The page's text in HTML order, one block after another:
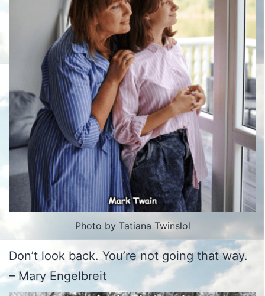
Photo by Tatiana Twinslol
Don’t look back. You’re not going that way.
– Mary Engelbreit